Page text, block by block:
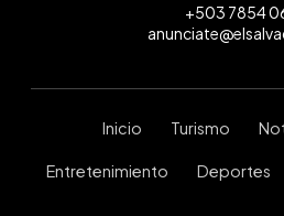
+503 7854
Inicio Turismo
Entretenimiento Deportes